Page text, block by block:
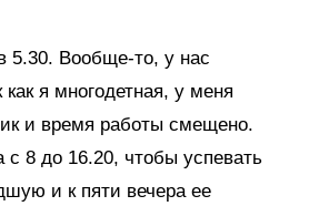
5.30. Вообще-то, у нас
я многодетная, у меня
и время работы смещено.
8 до 16.20, чтобы успевать
и к пяти вечера ее